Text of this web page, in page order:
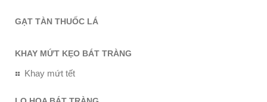
GẠT TÀN THUỐC LÁ
KHAY MỨT KẸO BÁT TRÀNG
Khay mứt tết